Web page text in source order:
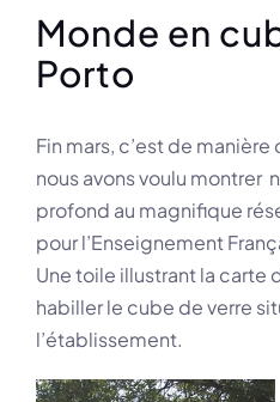
Monde en
Porto
Fin mars, c’est de
nous avons voulu montrer
profond au magnifique
pour l’Enseignement
Une toile illustrant la carte
habiller le cube de verre
l’établissement.